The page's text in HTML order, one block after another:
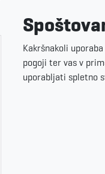
Kakršnakoli
pogoji ter vas v
uporabljati spletno